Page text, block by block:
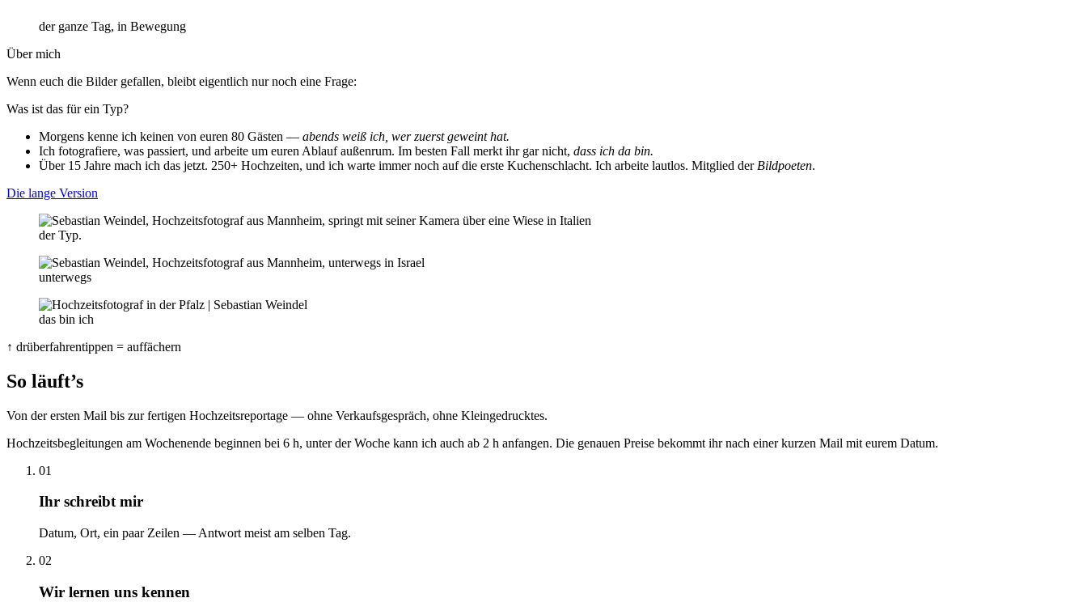
der ganze Tag, in Bewegung
Über mich
Wenn euch die Bilder gefallen, bleibt eigentlich nur noch eine Frage:
Was ist das für ein Typ?
Morgens kenne ich keinen von euren 80 Gästen — abends weiß ich, wer zuerst geweint hat.
Ich fotografiere, was passiert, und arbeite um euren Ablauf außenrum. Im besten Fall merkt ihr gar nicht, dass ich da bin.
Über 15 Jahre mach ich das jetzt. 250+ Hochzeiten, und ich warte immer noch auf die erste Kuchenschlacht. Ich arbeite lautlos. Mitglied der Bildpoeten.
Die lange Version
der Typ.
unterwegs
das bin ich
↑ drüberfahrentippen = auffächern
So läuft’s
Von der ersten Mail bis zur fertigen Hochzeitsreportage — ohne Verkaufsgespräch, ohne Kleingedrucktes.
Hochzeitsbegleitungen am Wochenende beginnen bei 6 h, unter der Woche kann ich auch ab 2 h anfangen. Die genauen Preise bekommt ihr nach einer kurzen Mail mit eurem Datum.
01
Ihr schreibt mir
Datum, Ort, ein paar Zeilen — Antwort meist am selben Tag.
02
Wir lernen uns kennen